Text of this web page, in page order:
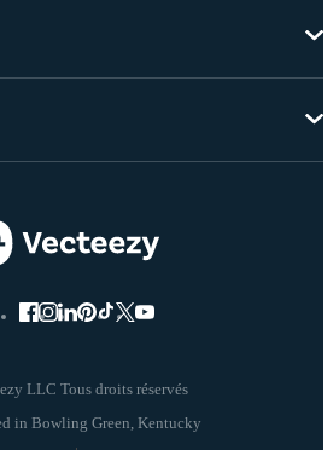
LLC Tous droits réservés